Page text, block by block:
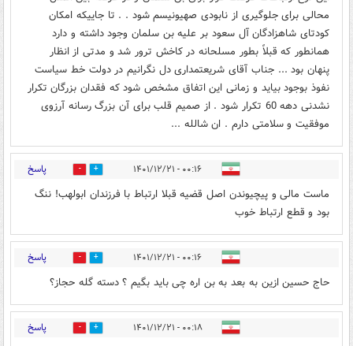
محالی برای جلوگیری از نابودی صهیونیسم شود . . تا جاییکه امکان
کودتای شاهزادگان آل سعود بر علیه بن سلمان وجود داشته و دارد
همانطور که قبلاً بطور مسلحانه در کاخش ترور شد و مدتی از انظار
پنهان بود ... جناب آقای شریعتمداری دل نگرانیم در دولت خط سیاست
نفوذ بوجود بیاید و زمانی این اتفاق مشخص شود که فقدان بزرگان تکرار
نشدنی دهه 60 تکرار شود . از صمیم قلب برای آن بزرگ رسانه آرزوی
موفقیت و سلامتی دارم . ان شالله ...
۰۰:۱۶ - ۱۴۰۱/۱۲/۲۱ 9 پاسخ
ماست مالی و پیچیوندن اصل قضیه قبلا ارتباط با فرزندان ابولهب! ننگ
بود و قطع ارتباط خوب
۰۰:۱۶ - ۱۴۰۱/۱۲/۲۱ 7 پاسخ
حاج حسین ازین به بعد به بن اره چی باید بگیم ؟ دسته گله حجاز؟
۰۰:۱۸ - ۱۴۰۱/۱۲/۲۱ 6 پاسخ